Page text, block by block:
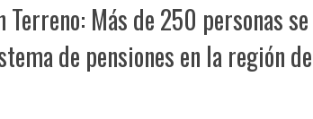
Terreno: Más de 250 personas se
de pensiones en la región de